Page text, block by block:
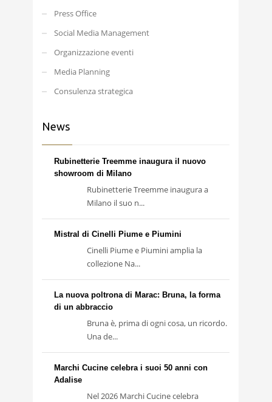
Press Office
Social Media Management
Organizzazione eventi
Media Planning
Consulenza strategica
News
Rubinetterie Treemme inaugura il nuovo
showroom di Milano
Rubinetterie Treemme inaugura a
Milano il suo n...
Mistral di Cinelli Piume e Piumini
Cinelli Piume e Piumini amplia la
collezione Na...
La nuova poltrona di Marac: Bruna, la forma
di un abbraccio
Bruna è, prima di ogni cosa, un ricordo.
Una de...
Marchi Cucine celebra i suoi 50 anni con
Adalise
Nel 2026 Marchi Cucine celebra